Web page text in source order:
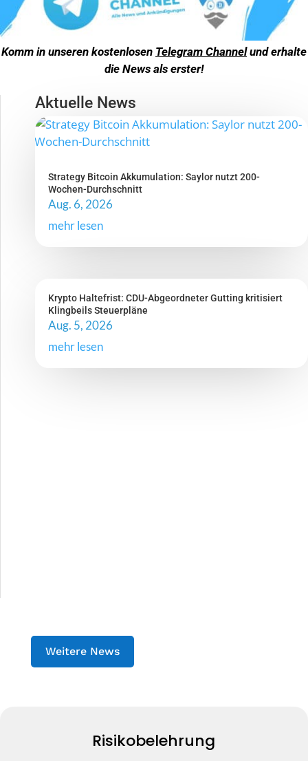
Komm in unseren kostenlosen Telegram Channelund erhalte
die News als erster!
Aktuelle News
Strategy Bitcoin Akkumulation: Saylor nutzt 200-
Wochen-Durchschnitt
Aug. 6, 2026
mehr lesen
Krypto Haltefrist: CDU-Abgeordneter Gutting kritisiert
Klingbeils Steuerpläne
Aug. 5, 2026
mehr lesen
Weitere News
Risikobelehrung